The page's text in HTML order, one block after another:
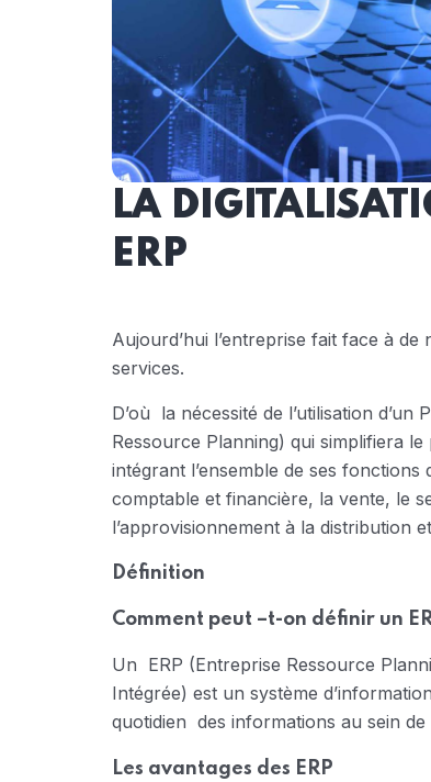
LA
ERP
Aujourd’hui l’entreprise fait face à
services.
D’où la nécessité de l’utilisation
Ressource Planning) qui simplifiera
intégrant l’ensemble de ses
comptable et financière, la vente, le
l’approvisionnement à la distribution
Définition
Comment peut –t-on définir un
Un ERP (Entreprise Ressource
Intégrée) est un système
quotidien des informations au sein
Les avantages des ERP